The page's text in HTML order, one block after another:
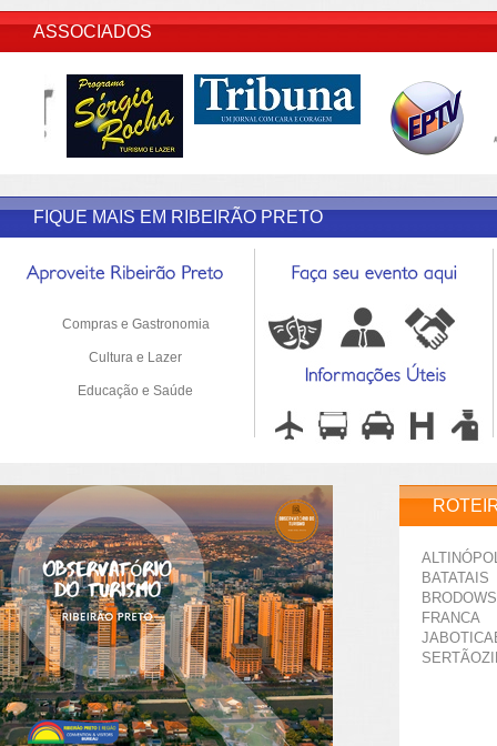
ASSOCIADOS
FIQUE MAIS EM RIBEIRÃO PRETO
Compras e Gastronomia
Cultura e Lazer
Educação e Saúde
BATATAIS
FRANCA